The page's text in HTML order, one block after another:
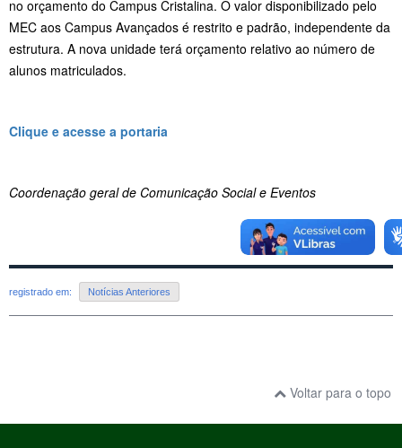
no orçamento do Campus Cristalina. O valor disponibilizado pelo
MEC aos Campus Avançados é restrito e padrão, independente da
estrutura. A nova unidade terá orçamento relativo ao número de
alunos matriculados.
Clique e acesse a portaria
Coordenação geral de Comunicação Social e Eventos
registrado em: Notícias Anteriores
Voltar para o topo